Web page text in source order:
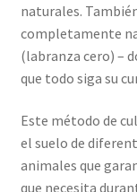
naturales.
completamente
(labranza cero) –
que todo siga su
Este método de
el suelo de
animales que
que necesita